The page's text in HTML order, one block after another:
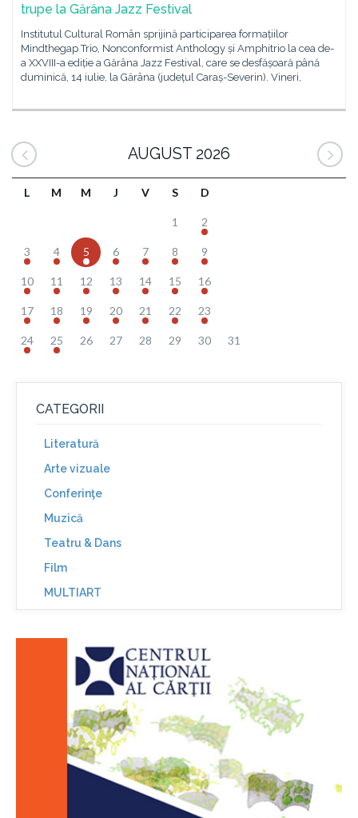
trupe la Gărâna Jazz Festival
Institutul Cultural Român sprijină participarea formațiilor
Mindthegap Trio, Nonconformist Anthology și Amphitrio la cea de-
a XXVIII-a ediție a Gărâna Jazz Festival, care se desfășoară până
duminică, 14 iulie, la Gărâna (județul Caraș-Severin). Vineri,
AUGUST 2026
L M M J V S D
1 2
3 4 5 6 7 8 9
10 11 12 13 14 15 16
17 18 19 20 21 22 23
24 25 26 27 28 29 30 31
CATEGORII
Literatură
Arte vizuale
Conferinţe
Muzică
Teatru & Dans
Film
MULTIART